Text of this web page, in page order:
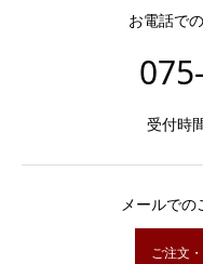
お電話で
受付時
メールでの
ご注文